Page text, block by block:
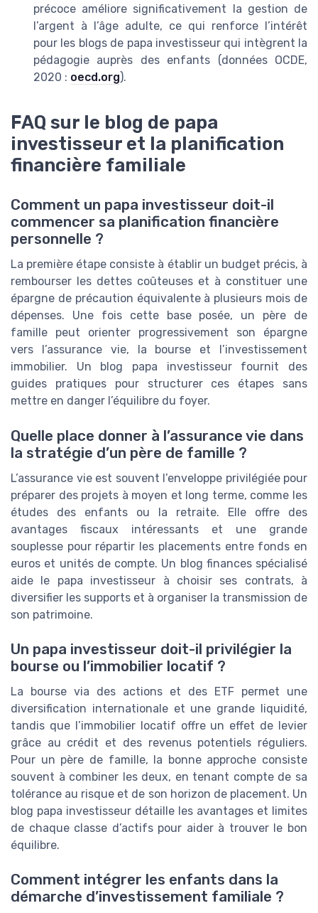
précoce améliore significativement la gestion de
l’argent à l’âge adulte, ce qui renforce l’intérêt
pour les blogs de papa investisseur qui intègrent la
pédagogie auprès des enfants (données OCDE,
2020 : oecd.org).
FAQ sur le blog de papa
investisseur et la planification
financière familiale
Comment un papa investisseur doit-il
commencer sa planification financière
personnelle ?
La première étape consiste à établir un budget précis, à
rembourser les dettes coûteuses et à constituer une
épargne de précaution équivalente à plusieurs mois de
dépenses. Une fois cette base posée, un père de
famille peut orienter progressivement son épargne
vers l’assurance vie, la bourse et l’investissement
immobilier. Un blog papa investisseur fournit des
guides pratiques pour structurer ces étapes sans
mettre en danger l’équilibre du foyer.
Quelle place donner à l’assurance vie dans
la stratégie d’un père de famille ?
L’assurance vie est souvent l’enveloppe privilégiée pour
préparer des projets à moyen et long terme, comme les
études des enfants ou la retraite. Elle offre des
avantages fiscaux intéressants et une grande
souplesse pour répartir les placements entre fonds en
euros et unités de compte. Un blog finances spécialisé
aide le papa investisseur à choisir ses contrats, à
diversifier les supports et à organiser la transmission de
son patrimoine.
Un papa investisseur doit-il privilégier la
bourse ou l’immobilier locatif ?
La bourse via des actions et des ETF permet une
diversification internationale et une grande liquidité,
tandis que l’immobilier locatif offre un effet de levier
grâce au crédit et des revenus potentiels réguliers.
Pour un père de famille, la bonne approche consiste
souvent à combiner les deux, en tenant compte de sa
tolérance au risque et de son horizon de placement. Un
blog papa investisseur détaille les avantages et limites
de chaque classe d’actifs pour aider à trouver le bon
équilibre.
Comment intégrer les enfants dans la
démarche d’investissement familiale ?